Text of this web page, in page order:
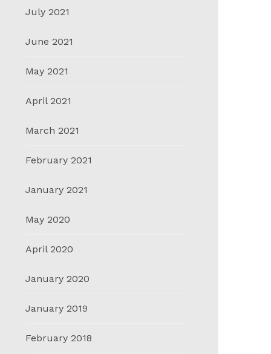
July 2021
June 2021
May 2021
April 2021
March 2021
February 2021
January 2021
May 2020
April 2020
January 2020
January 2019
February 2018